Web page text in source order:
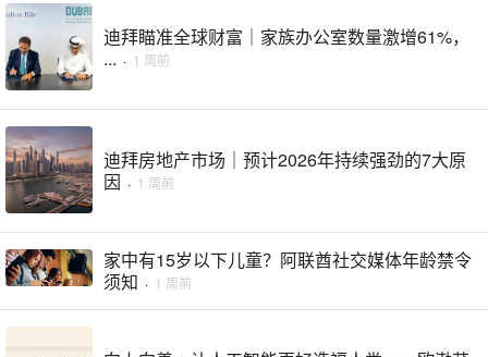
迪拜瞄准全球财富｜家族办公室数量激增61%，
... · 1 周前
迪拜房地产市场｜预计2026年持续强劲的7大原
因 · 1 周前
家中有15岁以下儿童？阿联酋社交媒体年龄禁令
须知 · 1 周前